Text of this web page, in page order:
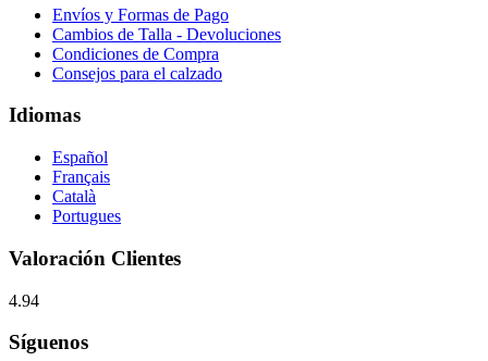
Envíos y Formas de Pago
Cambios de Talla - Devoluciones
Condiciones de Compra
Consejos para el calzado
Idiomas
Español
Français
Català
Portugues
Valoración Clientes
4.94
Síguenos